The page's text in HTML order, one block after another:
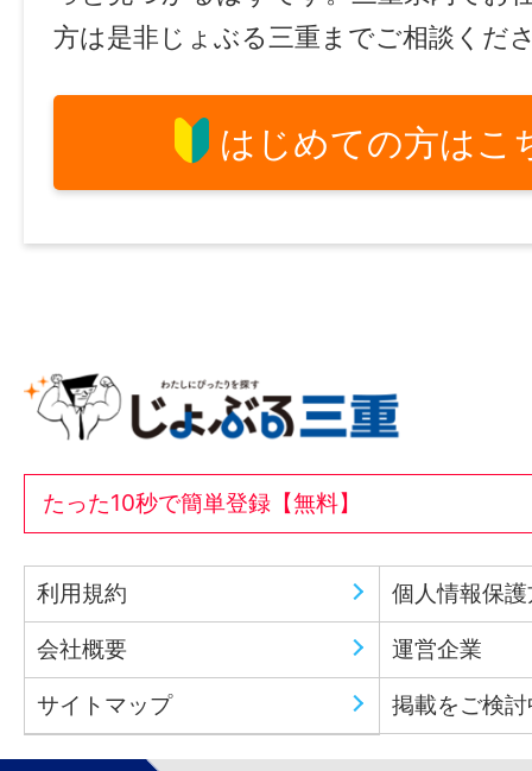
方は是非じょぶる三重までご相談くだ
はじめての方はこ
たった10秒で簡単登録【無料】
利用規約 個人情報保
会社概要 運営企業
サイトマップ 掲載をご検